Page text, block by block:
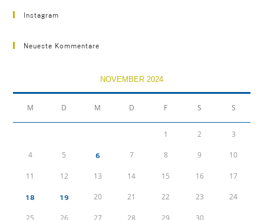
Instagram
Neueste Kommentare
NOVEMBER 2024
M D M D F S S
1 2 3
4 5 6 7 8 9 10
11 12 13 14 15 16 17
18 19 20 21 22 23 24
25 26 27 28 29 30